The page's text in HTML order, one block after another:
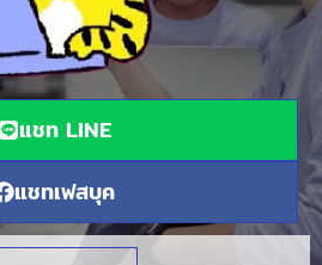
แชท LINE
แชทเฟสบุค